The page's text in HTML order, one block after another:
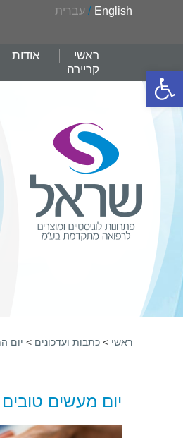
פתח סרגל נגישות
English
/ עברית
ראשי אודות
קריירה
ראשי > כתבות ועדכונים > יום
יום מעשים טובים